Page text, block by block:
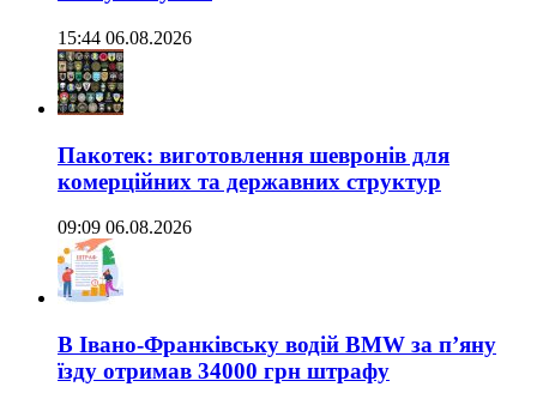
15:44 06.08.2026
Пакотек: виготовлення шевронів для
комерційних та державних структур
09:09 06.08.2026
В Івано-Франківську водій BMW за п’яну
їзду отримав 34000 грн штрафу